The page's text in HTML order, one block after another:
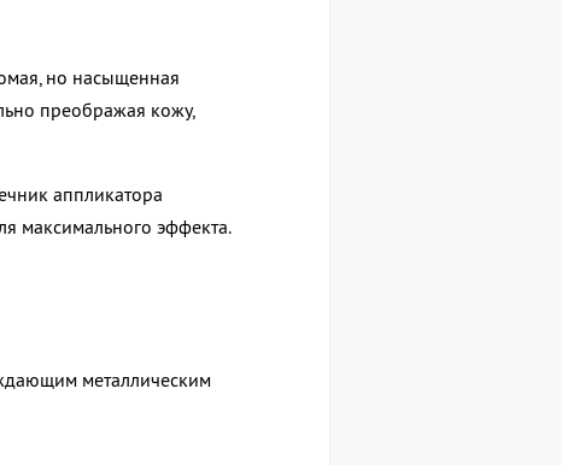
но насыщенная
преображая кожу,
аппликатора
максимального эффекта.
металлическим